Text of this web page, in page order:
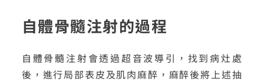
自體骨髓注射的過程
自體骨髓注射會透過超音波導引，找到病灶處
後，進行局部表皮及肌肉麻醉，麻醉後將上述抽